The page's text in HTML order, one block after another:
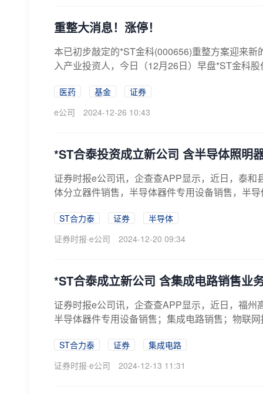
重整大消息！涨停！
本已初步敲定的*ST金科(000656)重整方案迎来
入产业投资人，今日（12月26日）早盘*ST金科
医药 基金
证券
e公司
2024-12-26 10:43
*ST合泰投资成立新公司 含半导体照明
证券时报e公司讯，企查查APP显示，近日，泰
体分立器件销售，半导体器件专用设备销售，半
ST合力泰 证券
半导体
证券时报·e公司
2024-12-20 09:34
*ST合泰成立新公司 含集成电路销售业
证券时报e公司讯，企查查APP显示，近日，福
半导体器件专用设备销售；集成电路销售；物联
ST合力泰 证券
集成电路
证券时报·e公司
2024-12-13 11:31